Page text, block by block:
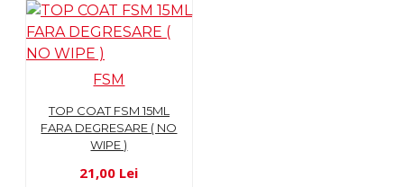
FSM
TOP COAT FSM 15ML
FARA DEGRESARE ( NO
WIPE )
21,00 Lei